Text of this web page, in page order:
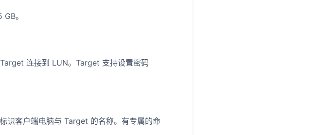
。
连接到 LUN。Target 支持设置密码
识客户端电脑与 Target 的名称。有专属的命